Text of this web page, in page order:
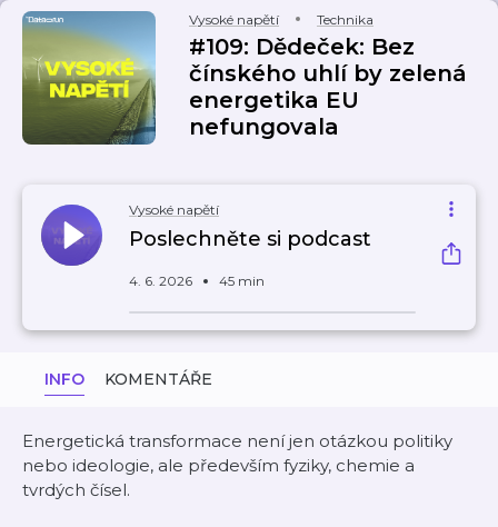
Vysoké napětí Technika
#109: Dědeček: Bez
čínského uhlí by zelená
energetika EU
nefungovala
Vysoké napětí
Poslechněte si podcast
4. 6. 2026 45 min
INFO KOMENTÁŘE
Energetická transformace není jen otázkou politiky
nebo ideologie, ale především fyziky, chemie a
tvrdých čísel.